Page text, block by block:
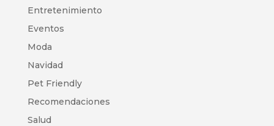
Entretenimiento
Eventos
Moda
Navidad
Pet Friendly
Recomendaciones
Salud